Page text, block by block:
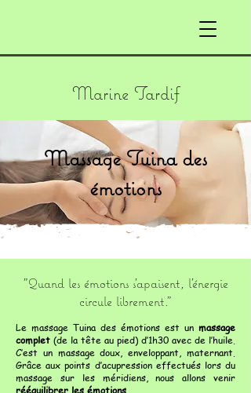
Marine Tardif
Massage Tuina des
émotions
"Quand les émotions s’apaisent, l’énergie
circule librement."
Le massage Tuina des émotions est un massage
complet (de la tête au pied) d’1h30 avec de l’huile.
C’est un massage doux, enveloppant, maternant.
Grâce aux points d’acupression effectués lors du
massage sur les méridiens, nous allons venir
rééquilibrer les émotions